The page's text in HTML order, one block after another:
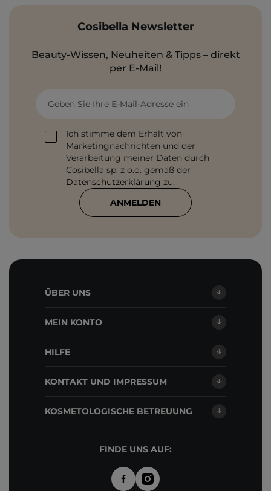
Cosibella Newsletter
Beauty-Wissen, Neuheiten & Tipps – direkt
per E-Mail!
Geben Sie Ihre E-Mail-Adresse ein
Ich stimme dem Erhalt von
Marketingnachrichten und der
Verarbeitung meiner Daten durch
Cosibella sp. z o.o. gemäß der
Datenschutzerklärung zu.
ANMELDEN
ÜBER UNS
MEIN KONTO
HILFE
KONTAKT UND IMPRESSUM
KOSMETOLOGISCHE BETREUUNG
FINDE UNS AUF: